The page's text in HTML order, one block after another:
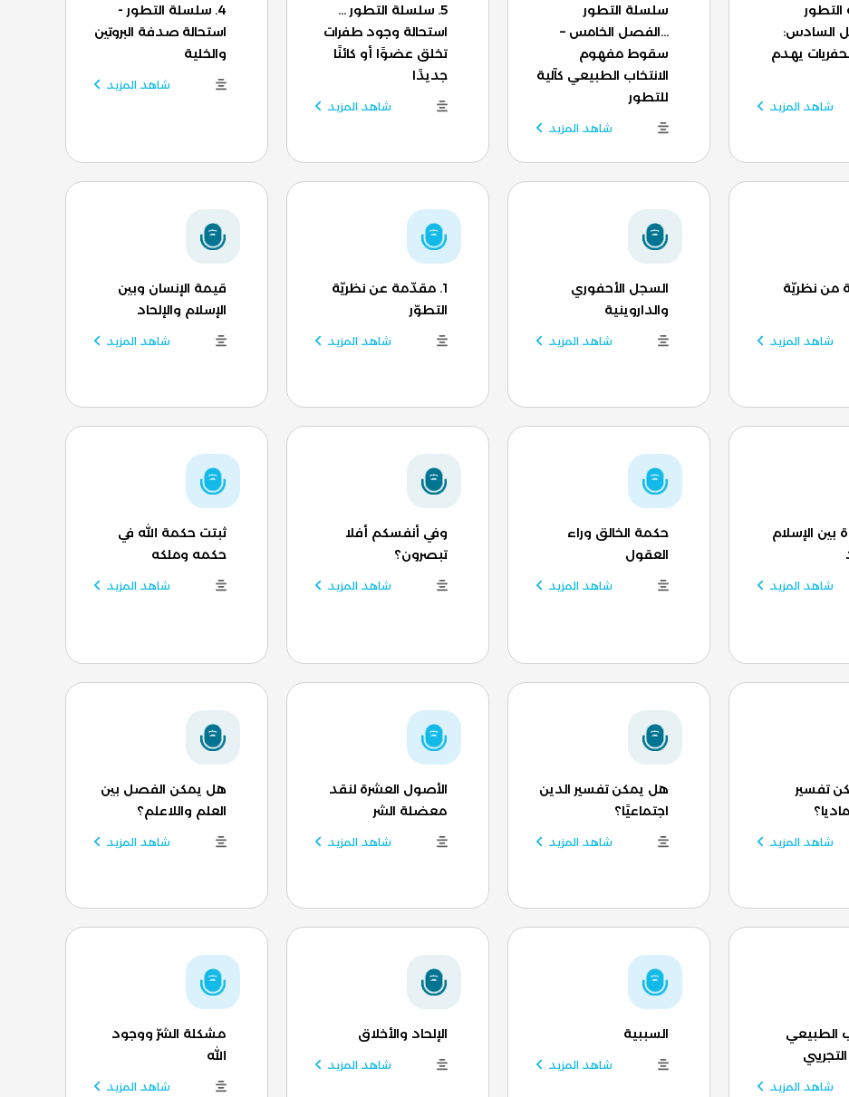
السادس:
يهدم
شاهد المزيد
سلسلة التطور
...الفصل الخامس –
سقوط مفهوم
الانتخاب الطبيعي كآلية
للتطور
شاهد المزيد
5. سلسلة التطور ...
استحالة وجود طفرات
تخلق عضوًا أو كائنًا
جديدًا
شاهد المزيد
4. سلسلة التطور -
استحالة صدفة البروتين
والخلية
شاهد المزيد
من نظريّة
شاهد المزيد
السجل الأحفوري
والداروينية
شاهد المزيد
1. مقدّمة عن نظريّة
التطوّر
شاهد المزيد
قيمة الإنسان وبين
الإسلام والإلحاد
شاهد المزيد
بين الإسلام
شاهد المزيد
حكمة الخالق وراء
العقول
شاهد المزيد
وفي أنفسكم أفلا
تبصرون؟
شاهد المزيد
ثبتت حكمة الله في
حكمه وملكه
شاهد المزيد
تفسير
شاهد المزيد
هل يمكن تفسير الدين
اجتماعيًا؟
شاهد المزيد
الأصول العشرة لنقد
معضلة الشر
شاهد المزيد
هل يمكن الفصل بين
العلم واللاعلم؟
شاهد المزيد
الطبيعي
شاهد المزيد
السببية
شاهد المزيد
الإلحاد والأخلاق
شاهد المزيد
مشكلة الشرّ ووجود
الله
شاهد المزيد